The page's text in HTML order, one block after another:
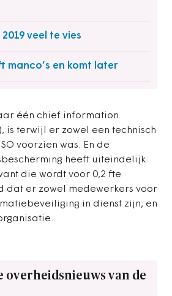
veel te vies
manco’s en komt later
één chief information
is terwijl er zowel een technisch
voorzien was. En de
heeft uiteindelijk
die wordt voor 0,2 fte
dat er zowel medewerkers voor
in dienst zijn, en
overheidsnieuws van de